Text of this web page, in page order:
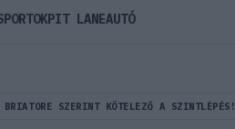
SZERINT KÖTELEZŐ A SZINTLÉPÉS!
PIT LANEAUTÓ